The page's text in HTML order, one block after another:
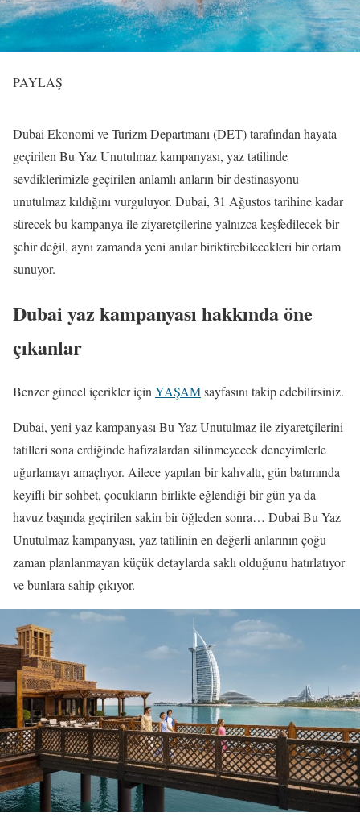
PAYLAŞ
Dubai Ekonomi ve Turizm Departmanı (DET) tarafından hayata
geçirilen Bu Yaz Unutulmaz kampanyası, yaz tatilinde
sevdiklerimizle geçirilen anlamlı anların bir destinasyonu
unutulmaz kıldığını vurguluyor. Dubai, 31 Ağustos tarihine kadar
sürecek bu kampanya ile ziyaretçilerine yalnızca keşfedilecek bir
şehir değil, aynı zamanda yeni anılar biriktirebilecekleri bir ortam
sunuyor.
Dubai yaz kampanyası hakkında öne
çıkanlar
Benzer güncel içerikler için YAŞAMsayfasını takip edebilirsiniz.
Dubai, yeni yaz kampanyası Bu Yaz Unutulmaz ile ziyaretçilerini
tatilleri sona erdiğinde hafızalardan silinmeyecek deneyimlerle
uğurlamayı amaçlıyor. Ailece yapılan bir kahvaltı, gün batımında
keyifli bir sohbet, çocukların birlikte eğlendiği bir gün ya da
havuz başında geçirilen sakin bir öğleden sonra… Dubai Bu Yaz
Unutulmaz kampanyası, yaz tatilinin en değerli anlarının çoğu
zaman planlanmayan küçük detaylarda saklı olduğunu hatırlatıyor
ve bunlara sahip çıkıyor.